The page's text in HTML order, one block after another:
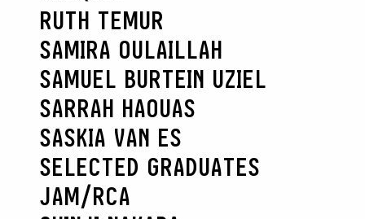
RUTH TEMUR
SAMIRA OULAILLAH
SAMUEL BURTEIN UZIEL
SARRAH HAOUAS
SASKIA VAN ES
SELECTED GRADUATES
JAM/RCA